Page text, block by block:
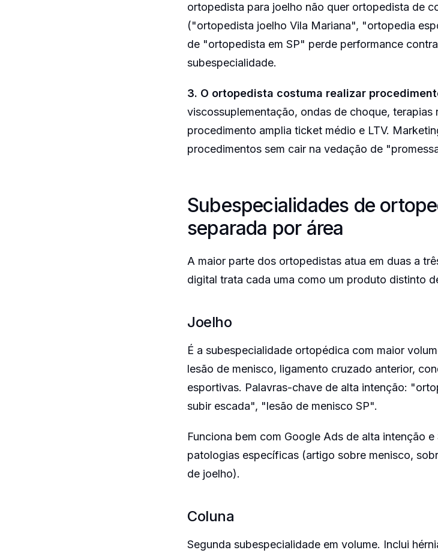
ortopedista para joelho não quer ortopedista de
("ortopedista joelho Vila Mariana", "ortopedia
de "ortopedista em SP" perde performance
subespecialidade.
3. O ortopedista costuma realizar
viscossuplementação, ondas de choque, terapias
procedimento amplia ticket médio e LTV.
procedimentos sem cair na vedação de
Subespecialidades de
separada por área
A maior parte dos ortopedistas atua em duas a
digital trata cada uma como um produto distinto
Joelho
É a subespecialidade ortopédica com maior
lesão de menisco, ligamento cruzado anterior,
esportivas. Palavras-chave de alta intenção:
subir escada", "lesão de menisco SP".
Funciona bem com Google Ads de alta intenção
patologias específicas (artigo sobre menisco,
de joelho).
Coluna
Segunda subespecialidade em volume. Inclui